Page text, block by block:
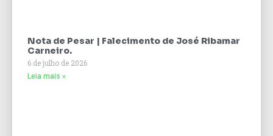
Nota de Pesar | Falecimento de José Ribamar
Carneiro.
6 de julho de 2026
Leia mais »